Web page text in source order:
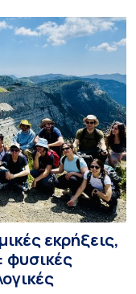
εκρήξεις,
φυσικές